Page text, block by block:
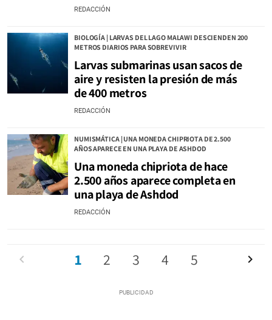
REDACCIÓN
BIOLOGÍA | LARVAS DEL LAGO MALAWI DESCIENDEN 200
METROS DIARIOS PARA SOBREVIVIR
Larvas submarinas usan sacos de
aire y resisten la presión de más
de 400 metros
REDACCIÓN
NUMISMÁTICA | UNA MONEDA CHIPRIOTA DE 2.500
AÑOS APARECE EN UNA PLAYA DE ASHDOD
Una moneda chipriota de hace
2.500 años aparece completa en
una playa de Ashdod
REDACCIÓN
1 2 3 4 5